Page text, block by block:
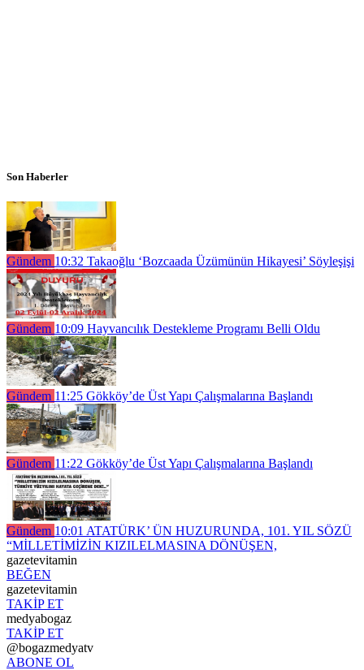
Son Haberler
Gündem 10:32 Takaoğlu ‘Bozcaada Üzümünün Hikayesi’ Söyleşişi
Gündem 10:09 Hayvancılık Destekleme Programı Belli Oldu
Gündem 11:25 Gökköy’de Üst Yapı Çalışmalarına Başlandı
Gündem 11:22 Gökköy’de Üst Yapı Çalışmalarına Başlandı
Gündem 10:01 ATATÜRK’ ÜN HUZURUNDA, 101. YIL SÖZÜ
“MİLLETİMİZİN KIZILELMASINA DÖNÜŞEN,
gazetevitamin
BEĞEN
gazetevitamin
TAKİP ET
medyabogaz
TAKİP ET
@bogazmedyatv
ABONE OL